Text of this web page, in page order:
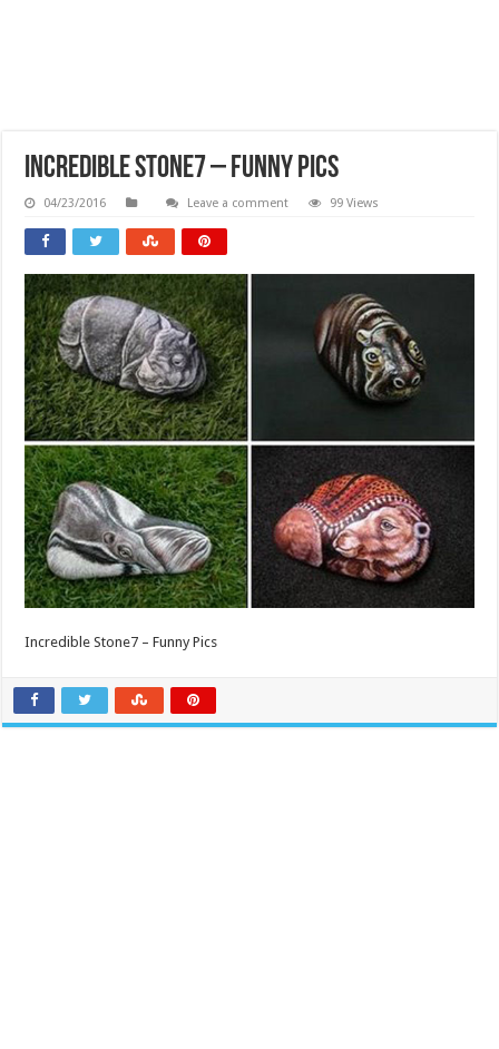
Incredible Stone7 – Funny Pics
04/23/2016 Leave a comment 99 Views
Incredible Stone7 – Funny Pics